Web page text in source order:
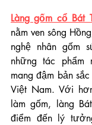
Làng gốm cổ Bát
nằm ven sông
nghệ nhân gốm
những tác phẩm
mang đậm bản
Việt Nam. Với
làm gốm, làng
điểm đến lý